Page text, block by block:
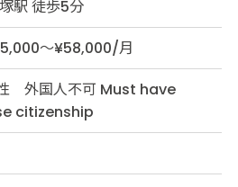
駅 徒歩5分
～¥58,000/月
外国人不可 Must have
citizenship